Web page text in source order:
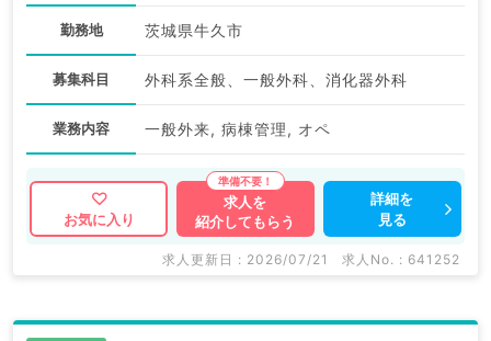
勤務地 茨城県牛久市
募集科目 外科系全般、一般外科、消化器外科
業務内容 一般外来, 病棟管理, オペ
お気に入り
求人を
紹介してもらう
詳細を
見る
求人更新日 : 2026/07/21 求人No. : 641252